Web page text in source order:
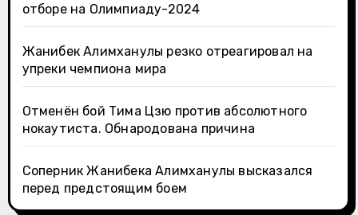
отборе на Олимпиаду-2024
Жанибек Алимханулы резко отреагировал на
упреки чемпиона мира
Отменён бой Тима Цзю против абсолютного
нокаутиста. Обнародована причина
Соперник Жанибека Алимханулы высказался
перед предстоящим боем